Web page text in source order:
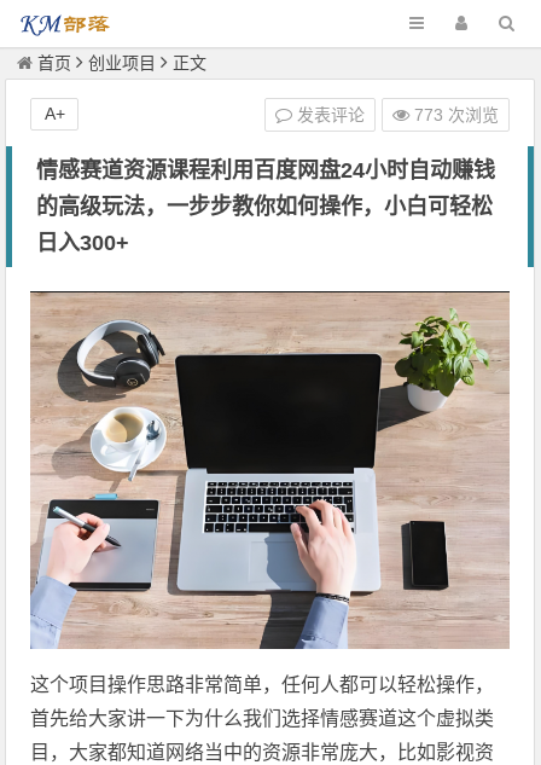
首页 创业项目 正文
情感赛道资源课程利用百度网盘24小时自动赚钱
的高级玩法，一步步教你如何操作，小白可轻松
日入300+
这个项目操作思路非常简单，任何人都可以轻松操作，
首先给大家讲一下为什么我们选择情感赛道这个虚拟类
目，大家都知道网络当中的资源非常庞大，比如影视资
发表评论 773 次浏览
A+